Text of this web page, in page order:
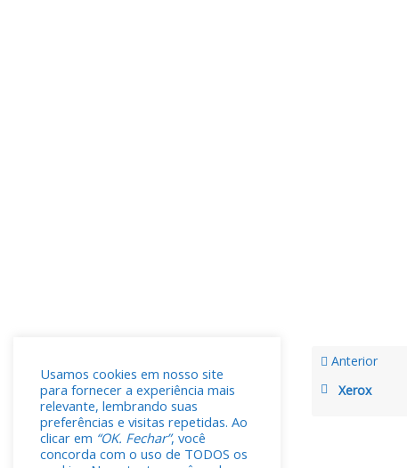
Anterior
Xerox
Usamos cookies em nosso site
para fornecer a experiência mais
relevante, lembrando suas
preferências e visitas repetidas. Ao
clicar em “OK. Fechar”, você
concorda com o uso de TODOS os